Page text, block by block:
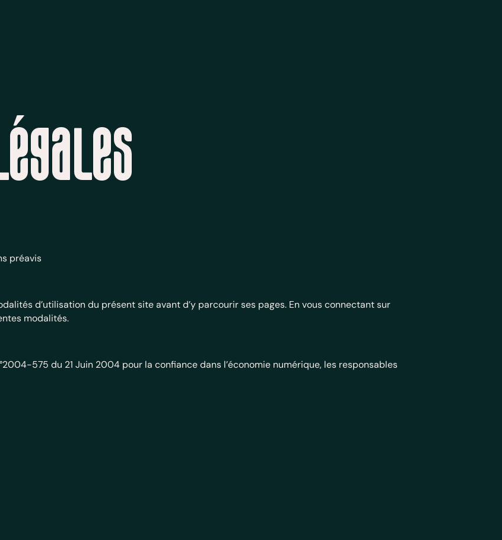
préavis
d’utilisation du présent site avant d’y parcourir ses pages. En vous connectant sur
modalités.
575 du 21 Juin 2004 pour la confiance dans l’économie numérique, les responsables